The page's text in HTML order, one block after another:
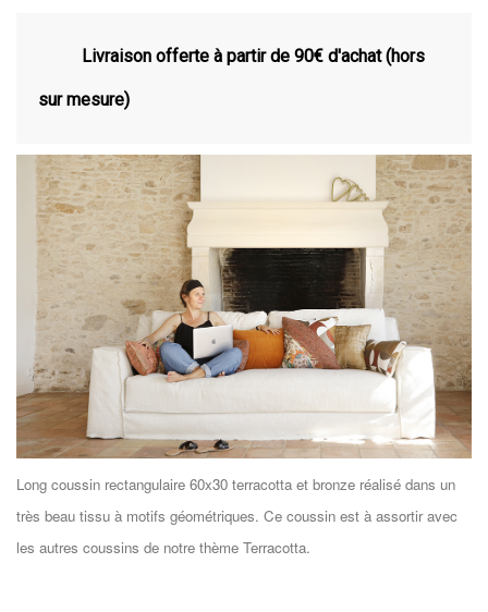
Livraison offerte à partir de 90€ d'achat (hors
sur mesure)
Long coussin rectangulaire 60x30 terracotta et bronze réalisé dans un
très beau tissu à motifs géométriques. Ce coussin est à assortir avec
les autres coussins de notre thème Terracotta.